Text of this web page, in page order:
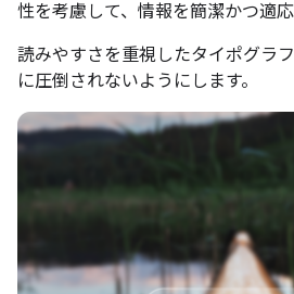
性を考慮して、情報を簡潔かつ適応
読みやすさを重視したタイポグラ
に圧倒されないようにします。